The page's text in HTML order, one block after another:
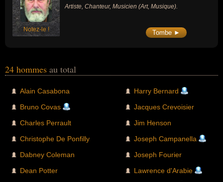
Notez-le !
Artiste, Chanteur, Musicien (Art, Musique).
Tombe ►
24 hommes au total
Alain Casabona
Bruno Covas
Charles Perrault
Christophe De Ponfilly
Dabney Coleman
Dean Potter
Harry Bernard
Jacques Crevoisier
Jim Henson
Joseph Campanella
Joseph Fourier
Lawrence d'Arabie